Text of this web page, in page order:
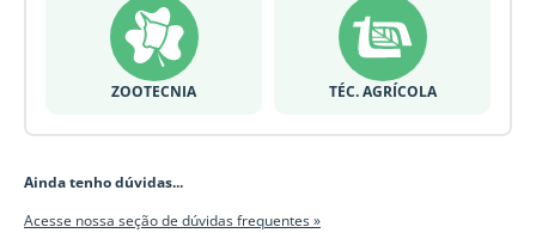
ZOOTECNIA TÉC. AGRÍCOLA
Ainda tenho dúvidas...
Acesse nossa seção de dúvidas frequentes »